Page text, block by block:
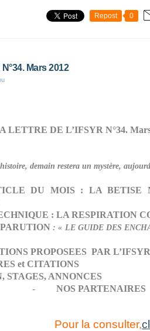
Repost 0
Mars 2012
LETTRE DE L’IFSYR N°34.
demain restera un mystère,
DU MOIS : LA BETISE
: LA RESPIRATION
: « LE GUIDE DES
PROPOSEES PAR
et CITATIONS
STAGES, ANNONCES
-
NOS PARTENAIRES
Pour la consulter,